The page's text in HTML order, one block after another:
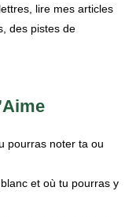
lire mes articles
des pistes de
pourras noter ta ou
et où tu pourras y